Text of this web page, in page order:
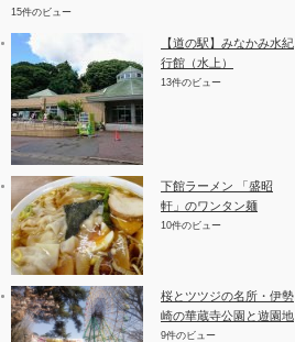
15件のビュー
【道の駅】みなかみ水紀
行館（水上）
13件のビュー
下館ラーメン 「盛昭
軒」のワンタン麺
10件のビュー
桜とツツジの名所・伊勢
崎の華蔵寺公園と遊園地
9件のビュー